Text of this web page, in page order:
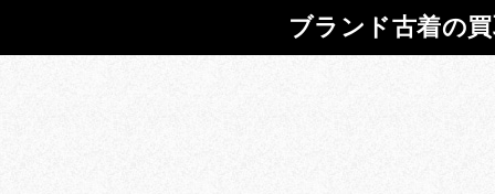
ブランド古着の